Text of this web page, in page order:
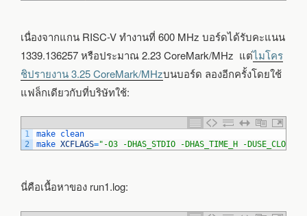
เนื่องจากแกน RISC-V ทำงานที่ 600 MHz บอร์ดได้รับคะแนน
1339.136257 หรือประมาณ 2.23 CoreMark/MHz แต่ไมโคร
ชิปรายงาน 3.25 CoreMark/MHzบนบอร์ด ลองอีกครั้งโดยใช้
แฟล็กเดียวกับที่บริษัทใช้:
1
2
make clean
make XCFLAGS="-O3 -DHAS_STDIO -DHAS_TIME_H -
นี่คือเนื้อหาของ run1.log: